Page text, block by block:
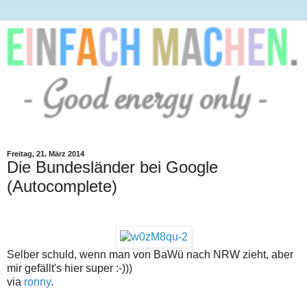
Freitag, 21. März 2014
Die Bundesländer bei Google
(Autocomplete)
Selber schuld, wenn man von BaWü nach NRW zieht, aber
mir gefällt's hier super :-)))
via ronny.